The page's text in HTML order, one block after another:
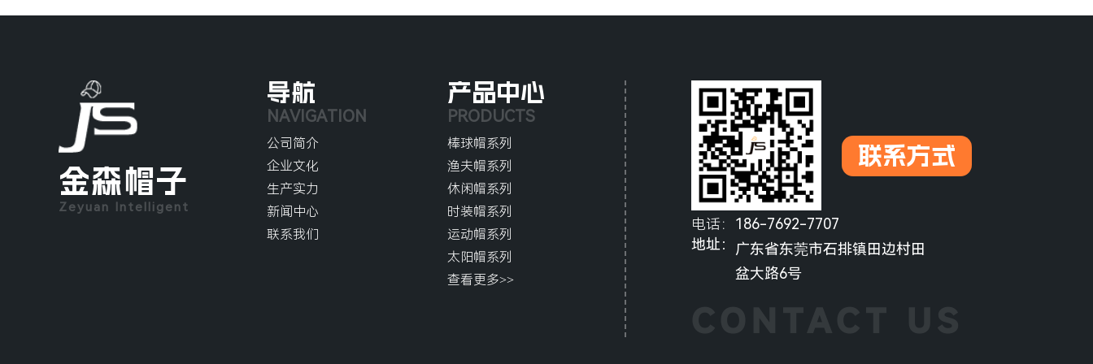
金森帽子
Zeyuan Intelligent
联系方式
电话： 186-7692-7707
地址： 广东省东莞市石排镇田边村田
盆大路6号
产品中心
PRODUCTS
棒球帽系列
渔夫帽系列
休闲帽系列
时装帽系列
运动帽系列
太阳帽系列
查看更多>>
导航
NAVIGATION
公司简介
企业文化
生产实力
新闻中心
联系我们